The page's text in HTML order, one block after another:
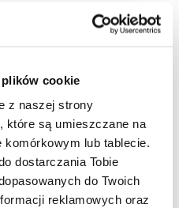
cookie
z naszej strony
które są umieszczane na
komórkowym lub tablecie.
dostarczania Tobie
do Twoich
reklamowych oraz
zachowania w całym
technicznie złożone.
przypisywać agentom
tożsamości,
firmą będącą ich
fizycznej tożsamości,
zdolności”,
dozwolone